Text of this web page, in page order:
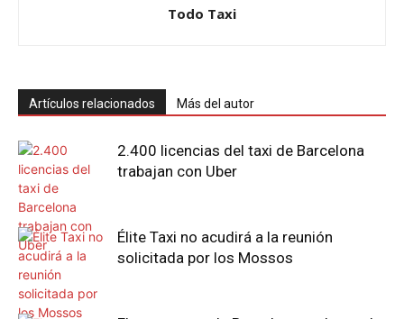
Todo Taxi
Artículos relacionados Más del autor
2.400 licencias del taxi de Barcelona
trabajan con Uber
Élite Taxi no acudirá a la reunión
solicitada por los Mossos